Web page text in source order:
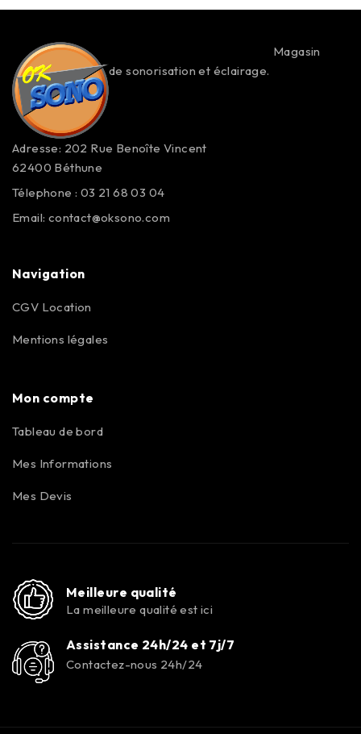
Magasin
de sonorisation et éclairage.
Adresse: 202 Rue Benoîte Vincent
62400 Béthune
Télephone : 03 21 68 03 04
Email: contact@oksono.com
Navigation
CGV Location
Mentions légales
Mon compte
Tableau de bord
Mes Informations
Mes Devis
Meilleure qualité
La meilleure qualité est ici
Assistance 24h/24 et 7j/7
Contactez-nous 24h/24